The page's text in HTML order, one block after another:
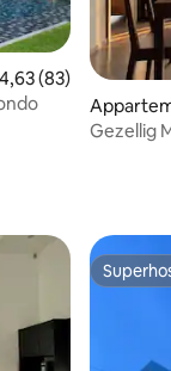
4,63 (83)
Gezellig